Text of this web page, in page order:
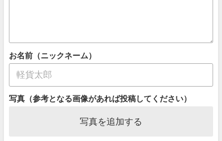
お名前（ニックネーム）
写真（参考となる画像があれば投稿してください）
写真を追加する